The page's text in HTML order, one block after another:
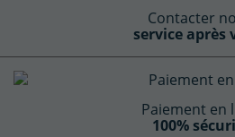
Contacter
service après
Paiement en
100%